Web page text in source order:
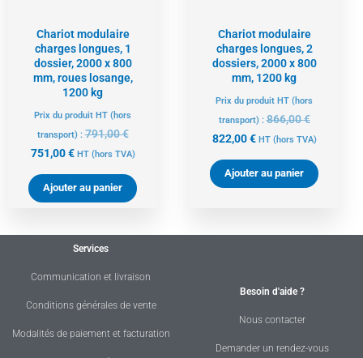
Chariot modulaire
charges longues, 1
dossier, 2000 x 800
mm, roues losange,
1200 kg
Prix du produit HT (hors
transport) :791,00€
751,00€ HT (hors TVA)
Ajouter au panier
Chariot modulaire
charges longues, 2
dossiers, 2000 x 800
mm, 1200 kg
Prix du produit HT (hors
transport) :866,00€
822,00€ HT (hors TVA)
Ajouter au panier
Services
Communication et livraison
Conditions générales de vente
Modalités de paiement et facturation
Besoin d'aide ?
Nous contacter
Demander un rendez-vous